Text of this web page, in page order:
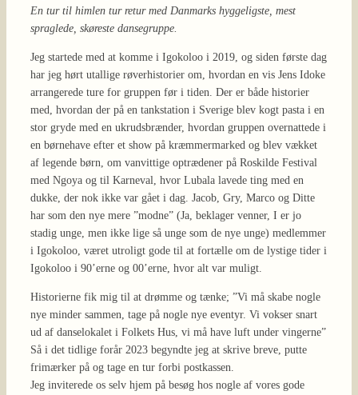
En tur til himlen tur retur med Danmarks hyggeligste, mest
spraglede, skøreste dansegruppe.
Jeg startede med at komme i Igokoloo i 2019, og siden første dag
har jeg hørt utallige røverhistorier om, hvordan en vis Jens Idoke
arrangerede ture for gruppen før i tiden. Der er både historier
med, hvordan der på en tankstation i Sverige blev kogt pasta i en
stor gryde med en ukrudsbrænder, hvordan gruppen overnattede i
en børnehave efter et show på kræmmermarked og blev vækket
af legende børn, om vanvittige optrædener på Roskilde Festival
med Ngoya og til Karneval, hvor Lubala lavede ting med en
dukke, der nok ikke var gået i dag. Jacob, Gry, Marco og Ditte
har som den nye mere ”modne” (Ja, beklager venner, I er jo
stadig unge, men ikke lige så unge som de nye unge) medlemmer
i Igokoloo, været utroligt gode til at fortælle om de lystige tider i
Igokoloo i 90’erne og 00’erne, hvor alt var muligt.
Historierne fik mig til at drømme og tænke; ”Vi må skabe nogle
nye minder sammen, tage på nogle nye eventyr. Vi vokser snart
ud af danselokalet i Folkets Hus, vi må have luft under vingerne”
Så i det tidlige forår 2023 begyndte jeg at skrive breve, putte
frimærker på og tage en tur forbi postkassen.
Jeg inviterede os selv hjem på besøg hos nogle af vores gode